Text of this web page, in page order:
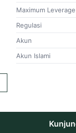
Maximum Leverage
Regulasi
Akun
Akun Islami